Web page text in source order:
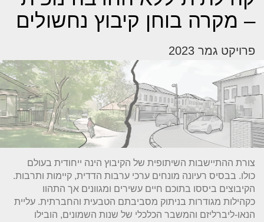
– מקרה בוחן קיבוץ נחשולים
פרויקט גמר 2023
צורת ההתיישבות השיתופית של הקיבוץ הינה ייחודית בעולם
כולו. בבסיס רעיונה מונחים ערכי ערבות הדדית, קיימות ותרבות.
הקיבוצים ביססו בתוכם חיים עשירים ומגוונים אך התהוו
כקהילות מגודרות בניתוק מסביבתם הטבעית והחברתית. עליית
הנאו-ליברליזם והמשבר הכלכלי של שנות השמונים, הובילו